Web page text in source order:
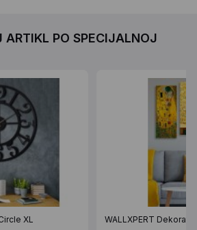
ARTIKL PO SPECIJALNOJ
XL WALLXPERT